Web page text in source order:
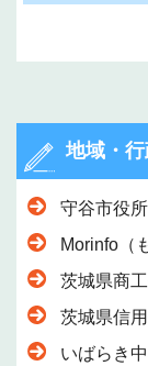
地域・
守谷市役所
Morinfo（
茨城県商
茨城県信
いばらき